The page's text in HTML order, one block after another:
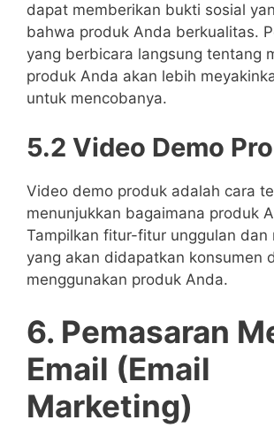
dapat memberikan bukti sosial
bahwa produk Anda berkualitas.
yang berbicara langsung tentang
produk Anda akan lebih
untuk mencobanya.
5.2 Video Demo
Video demo produk adalah cara
menunjukkan bagaimana produk
Tampilkan fitur-fitur unggulan dan
yang akan didapatkan konsumen
menggunakan produk Anda.
6. Pemasaran
Email (Email
Marketing)